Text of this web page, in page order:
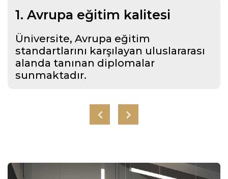
1. Avrupa eğitim kalitesi
Üniversite, Avrupa eğitim
standartlarını karşılayan uluslararası
alanda tanınan diplomalar
sunmaktadır.